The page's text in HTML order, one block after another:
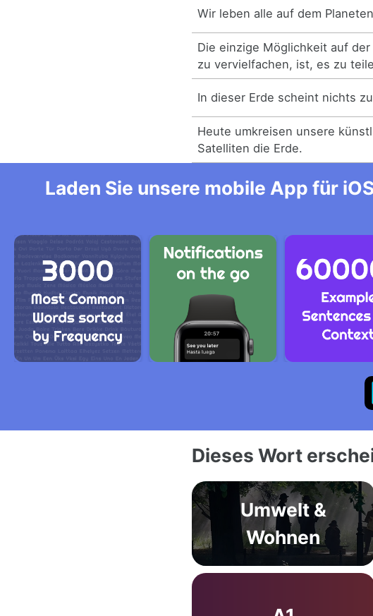
Wir leben alle auf dem
Die einzige Möglichkeit auf der
zu vervielfachen, ist, es zu
In dieser Erde scheint nichts
Heute umkreisen unsere
Satelliten die Erde.
Laden Sie unsere mobile App für
Dieses Wort
Umwelt &
Wohnen